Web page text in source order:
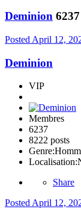
Deminion 6237
Posted April 12,
Deminion
VIP
Membres
6237
8222 posts
Genre:
Localisation:
Share
Posted April 12,